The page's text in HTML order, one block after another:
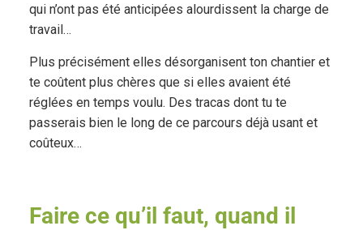
qui n’ont pas été anticipées alourdissent la charge de
travail…
Plus précisément elles désorganisent ton chantier et
te coûtent plus chères que si elles avaient été
réglées en temps voulu. Des tracas dont tu te
passerais bien le long de ce parcours déjà usant et
coûteux…
Faire ce qu’il faut, quand il